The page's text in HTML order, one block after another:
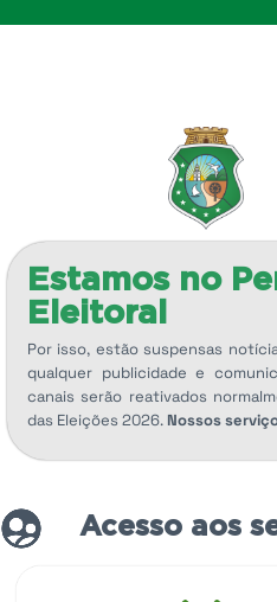
Estamos no
Eleitoral
Por isso, estão suspensas
qualquer publicidade e
canais serão reativados
das Eleições 2026. Nossos
Acesso aos